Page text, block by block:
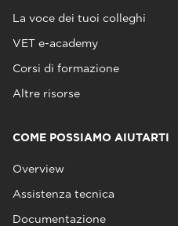
La voce dei tuoi colleghi
VET e-academy
Corsi di formazione
Altre risorse
COME POSSIAMO AIUTARTI
Overview
Assistenza tecnica
Documentazione